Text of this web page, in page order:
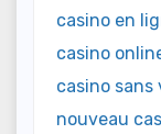
casino en
casino
casino
nouveau